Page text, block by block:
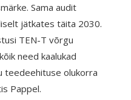
Sama audit
jätkates täita 2030.
TEN-T võrgu
need kaalukad
teedeehituse olukorra
Pappel.